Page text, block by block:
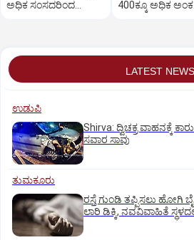
ಅಧಿಕ ಸಂಸದರಿಂದ
400ಕ್ಕೂ ಅಧಿಕ ಅಂಕ
LATEST NEWS
ಉಡುಪಿ
Shirva: ದ್ವಿಚಕ್ರ ವಾಹನಕ್ಕೆ
ಸವಾರ ಸಾವು
ತುಮಕೂರು
ರಸ್ತೆ ಗುಂಡಿ ತಪ್ಪಿಸಲು ಹೋಗಿ
ಲಾರಿ ಡಿಕ್ಕಿ, ನವವಿವಾಹಿತೆ